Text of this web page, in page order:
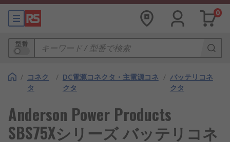
0
型番
/ コネク
タ
/ DC電源コネクタ・主電源コネ
クタ
/ バッテリコネ
クタ
Anderson Power Products
SBS75Xシリーズ バッテリコネ